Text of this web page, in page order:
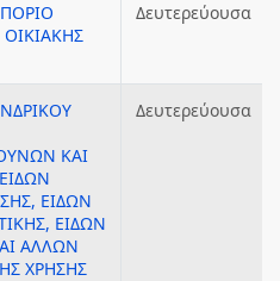
Δευτερεύουσα
ΚΑΙ
ΕΙΔΩΝ
ΕΙΔΩΝ
ΑΛΛΩΝ
ΧΡΗΣΗΣ
Δευτερεύουσα